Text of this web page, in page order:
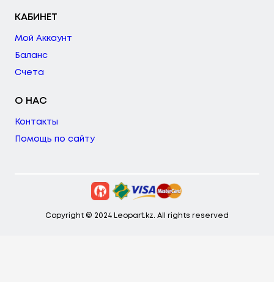
КАБИНЕТ
Мой Аккаунт
Баланс
Счета
О НАС
Контакты
Помощь по сайту
Copyright © 2024 Leopart.kz. All rights reserved